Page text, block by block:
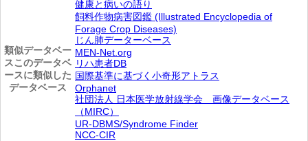
類似データベー
スこのデータベ
ースに類似した
データベース
健康と病いの語り
飼料作物病害図鑑 (Illustrated Encyclopedia of
Forage Crop Diseases)
じん肺データーベース
MEN-Net.org
リハ患者DB
国際基準に基づく小奇形アトラス
Orphanet
社団法人 日本医学放射線学会 画像データベース
（MIRC）
UR-DBMS/Syndrome Finder
NCC-CIR